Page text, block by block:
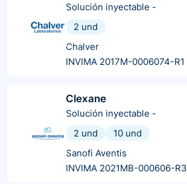
Solución inyectable -
2 und
Chalver
INVIMA 2017M-0006074-R1
Clexane
Solución inyectable -
2 und
10 und
Sanofi Aventis
INVIMA 2021MB-000606-R3